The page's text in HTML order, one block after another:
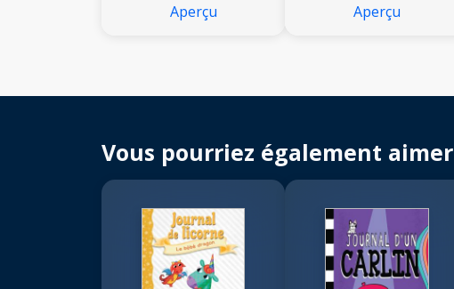
Aperçu Aperçu
Vous pourriez également aimer